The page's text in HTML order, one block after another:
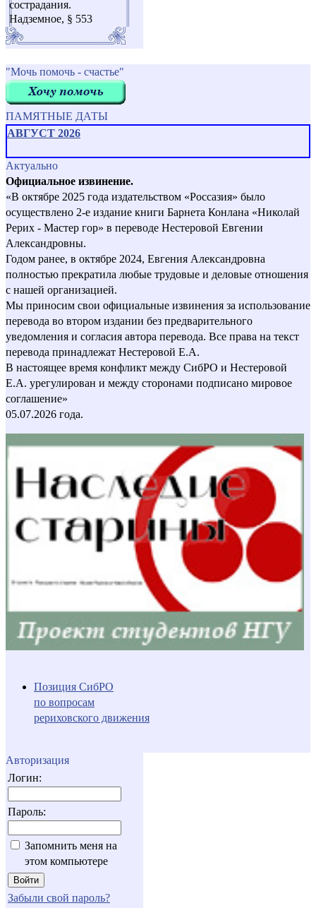
сострадания.
Надземное, § 553
"Мочь помочь - счастье"
ПАМЯТНЫЕ ДАТЫ
АВГУСТ 2026
Актуально
Официальное извинение.
«В октябре 2025 года издательством «Россазия» было
осуществлено 2-е издание книги Барнета Конлана «Николай
Рерих - Мастер гор» в переводе Нестеровой Евгении
Александровны.
Годом ранее, в октябре 2024, Евгения Александровна
полностью прекратила любые трудовые и деловые отношения
с нашей организацией.
Мы приносим свои официальные извинения за использование
перевода во втором издании без предварительного
уведомления и согласия автора перевода. Все права на текст
перевода принадлежат Нестеровой Е.А.
В настоящее время конфликт между СибРО и Нестеровой
Е.А. урегулирован и между сторонами подписано мировое
соглашение»
05.07.2026 года.
Позиция СибРО
по вопросам
рериховского движения
Авторизация
Логин:
Пароль:
Запомнить меня на
этом компьютере
Забыли свой пароль?